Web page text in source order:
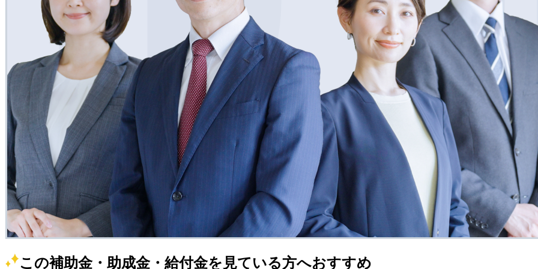
この補助金・助成金・給付金を見ている方へおすすめ